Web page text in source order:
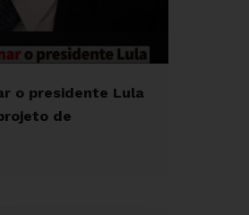
o presidente Lula
de